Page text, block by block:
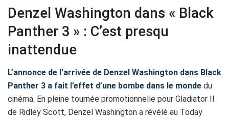
Denzel Washington dans « Black
Panther 3 » : C’est presqu
inattendue
L’annonce de l’arrivée de Denzel Washington dans Black
Panther 3 a fait l’effet d’une bombe dans le monde du
cinéma. En pleine tournée promotionnelle pour Gladiator II
de Ridley Scott, Denzel Washington a révélé au Today